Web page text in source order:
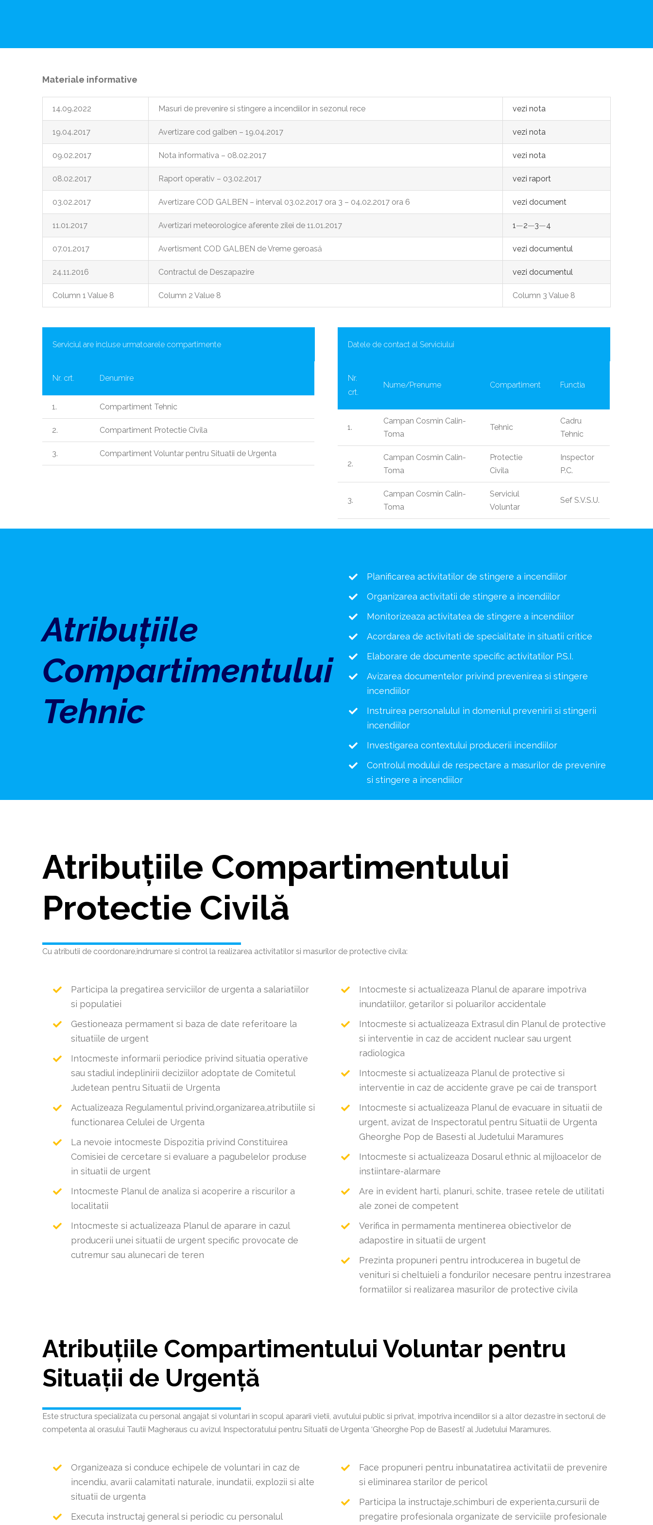
Materiale informative
14.09.2022 Masuri de prevenire si stingere a incendiilor in sezonul rece vezi nota
19.04.2017 Avertizare cod galben – 19.04.2017 vezi nota
09.02.2017 Nota informativa – 08.02.2017 vezi nota
08.02.2017 Raport operativ – 03.02.2017 vezi raport
03.02.2017 Avertizare COD GALBEN – interval 03.02.2017 ora 3 – 04.02.2017 ora 6 vezi document
11.01.2017 Avertizari meteorologice aferente zilei de 11.01.2017 1—2—3—4
07.01.2017 Avertisment COD GALBEN de Vreme geroasă vezi documentul
24.11.2016 Contractul de Deszapazire vezi documentul
Column 1 Value 8 Column 2 Value 8 Column 3 Value 8
Serviciul are incluse urmatoarele compartimente
Nr. crt. Denumire
1. Compartiment Tehnic
2. Compartiment Protectie Civila
3. Compartiment Voluntar pentru Situatii de Urgenta
Datele de contact al Serviciului
Nr.
crt.
Nume/Prenume Compartiment Functia
1.
Campan Cosmin Calin-
Toma
Tehnic
Cadru
Tehnic
2.
Campan Cosmin Calin-
Toma
Protectie
Civila
Inspector
P.C.
3.
Campan Cosmin Calin-
Toma
Serviciul
Voluntar
Sef S.V.S.U.
Atribuțiile
Compartimentului
Tehnic
Planificarea activitatilor de stingere a incendiilor
Organizarea activitatii de stingere a incendiilor
Monitorizeaza activitatea de stingere a incendiilor
Acordarea de activitati de specialitate in situatii critice
Elaborare de documente specific activitatilor P.S.I.
Avizarea documentelor privind prevenirea si stingere
incendiilor
Instruirea personaluluI in domeniul prevenirii si stingerii
incendiilor
Investigarea contextului producerii incendiilor
Controlul modului de respectare a masurilor de prevenire
si stingere a incendiilor
Atribuțiile Compartimentului
Protectie Civilă
Cu atributii de coordonare,indrumare si control la realizarea activitatilor si masurilor de protective civila:
Participa la pregatirea serviciilor de urgenta a salariatiilor
si populatiei
Gestioneaza permament si baza de date referitoare la
situatiile de urgent
Intocmeste informarii periodice privind situatia operative
sau stadiul indeplinirii deciziilor adoptate de Comitetul
Judetean pentru Situatii de Urgenta
Actualizeaza Regulamentul privind,organizarea,atributiile si
functionarea Celulei de Urgenta
La nevoie intocmeste Dispozitia privind Constituirea
Comisiei de cercetare si evaluare a pagubelelor produse
in situatii de urgent
Intocmeste Planul de analiza si acoperire a riscurilor a
localitatii
Intocmeste si actualizeaza Planul de aparare in cazul
producerii unei situatii de urgent specific provocate de
cutremur sau alunecari de teren
Intocmeste si actualizeaza Planul de aparare impotriva
inundatiilor, getarilor si poluarilor accidentale
Intocmeste si actualizeaza Extrasul din Planul de protective
si interventie in caz de accident nuclear sau urgent
radiologica
Intocmeste si actualizeaza Planul de protective si
interventie in caz de accidente grave pe cai de transport
Intocmeste si actualizeaza Planul de evacuare in situatii de
urgent, avizat de Inspectoratul pentru Situatii de Urgenta
Gheorghe Pop de Basesti al Judetului Maramures
Intocmeste si actualizeaza Dosarul ethnic al mijloacelor de
instiintare-alarmare
Are in evident harti, planuri, schite, trasee retele de utilitati
ale zonei de competent
Verifica in permamenta mentinerea obiectivelor de
adapostire in situatii de urgent
Prezinta propuneri pentru introducerea in bugetul de
venituri si cheltuieli a fondurilor necesare pentru inzestrarea
formatiilor si realizarea masurilor de protective civila
Atribuțiile Compartimentului Voluntar pentru
Situații de Urgență
Este structura specializata cu personal angajat si voluntari in scopul apararii vietii, avutului public si privat, impotriva incendiilor si a altor dezastre in sectorul de
competenta al orasului Tautii Magheraus cu avizul Inspectoratului pentru Situatii de Urgenta ‘Gheorghe Pop de Basesti’ al Judetului Maramures.
Organizeaza si conduce echipele de voluntari in caz de
incendiu, avarii calamitati naturale, inundatii, explozii si alte
situatii de urgenta
Executa instructaj general si periodic cu personalul
Face propuneri pentru inbunatatirea activitatii de prevenire
si eliminarea starilor de pericol
Participa la instructaje,schimburi de experienta,cursurii de
pregatire profesionala organizate de serviciile profesionale